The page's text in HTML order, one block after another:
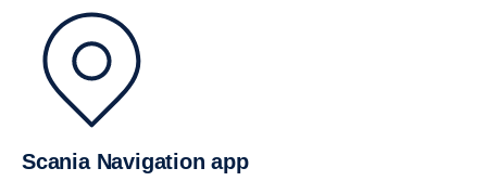
Scania Navigation app